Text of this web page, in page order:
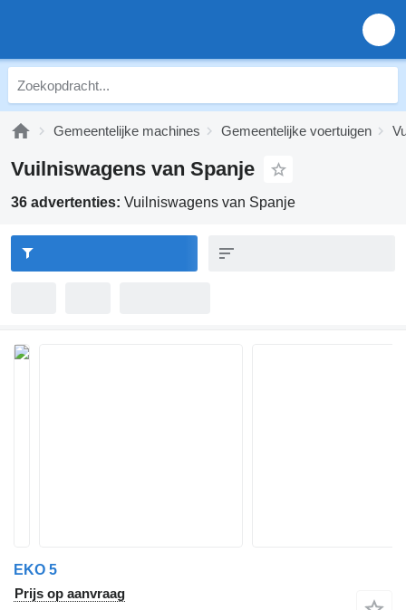
Gemeentelijke machines Gemeentelijke voertuigen
Vuilniswagens van Spanje
36 advertenties: Vuilniswagens van Spanje
EKO 5
Prijs op aanvraag